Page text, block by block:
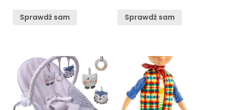
Sprawdź sam Sprawdź sam